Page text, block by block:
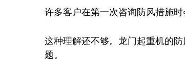
许多客户在第一次咨询防风措施时
这种理解还不够。龙门起重机的
题。